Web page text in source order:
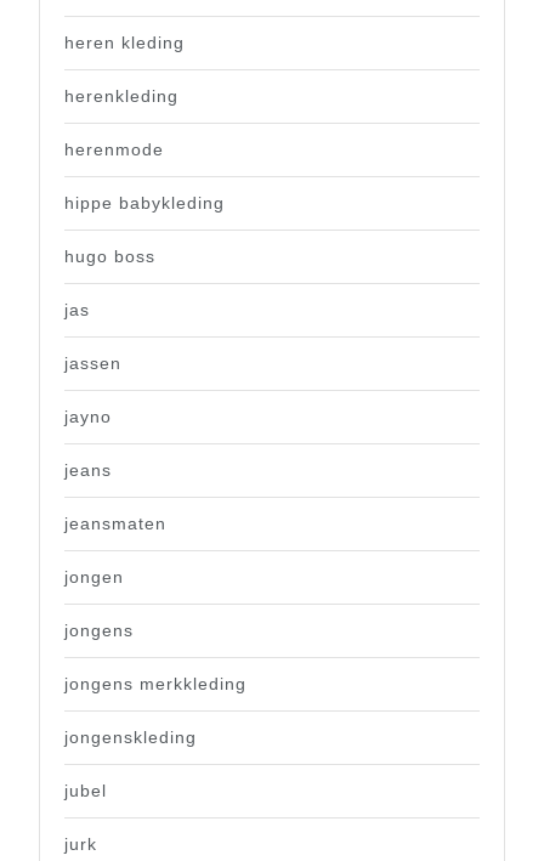
heren kleding
herenkleding
herenmode
hippe babykleding
hugo boss
jas
jassen
jayno
jeans
jeansmaten
jongen
jongens
jongens merkkleding
jongenskleding
jubel
jurk